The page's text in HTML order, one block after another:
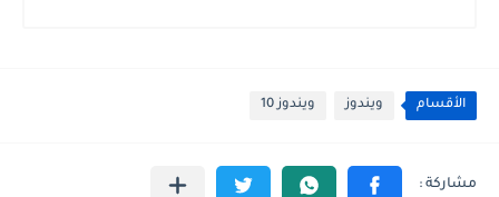
الأقسام ويندوز ويندوز 10